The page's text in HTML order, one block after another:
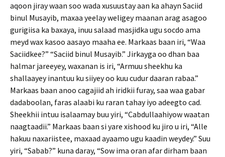
aqoon jiray waan soo wada xusuustay aan ka ahayn Saciid
binul Musayib, maxaa yeelay weligey maanan arag asagoo
gurigiisa ka baxaya, inuu salaad masjidka ugu socdo ama
meyd wax kasoo aasayo maaha ee. Markaas baan iri, “Waa
Saciidkee?” “Saciid binul Musayib.” Jirkayga oo dhan baa
halmar jareeyey, waxanan is iri, “Armuu sheekhu ka
shallaayey inantuu ku siiyey oo kuu cudur daaran rabaa.”
Markaas baan anoo cagajiid ah iridkii furay, saa waa gabar
dadaboolan, faras alaabi ku raran tahay iyo adeegto cad.
Sheekhii intuu isalaamay buu yiri, “Cabdullaahiyow waatan
naagtaadii.” Markaas baan si yare xishood ku jiro u iri, “Alle
hakuu naxariistee, maxaad ayaamo ugu kaadin weydey.” Suu
yiri, “Sabab?” kuna daray, “Sow ima oran afar dirham baan